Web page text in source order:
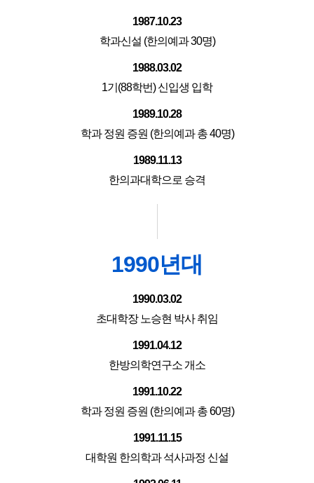
1987.10.23
학과신설 (한의예과 30명)
1988.03.02
1기(88학번) 신입생 입학
1989.10.28
학과 정원 증원 (한의예과 총 40명)
1989.11.13
한의과대학으로 승격
1990년대
1990.03.02
초대학장 노승현 박사 취임
1991.04.12
한방의학연구소 개소
1991.10.22
학과 정원 증원 (한의예과 총 60명)
1991.11.15
대학원 한의학과 석사과정 신설